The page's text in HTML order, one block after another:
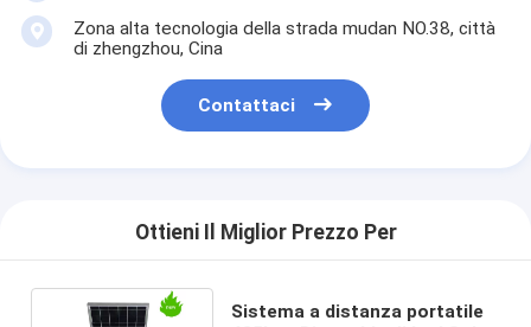
Zona alta tecnologia della strada mudan NO.38, città
di zhengzhou, Cina
Contattaci
Ottieni Il Miglior Prezzo Per
Sistema a distanza portatile